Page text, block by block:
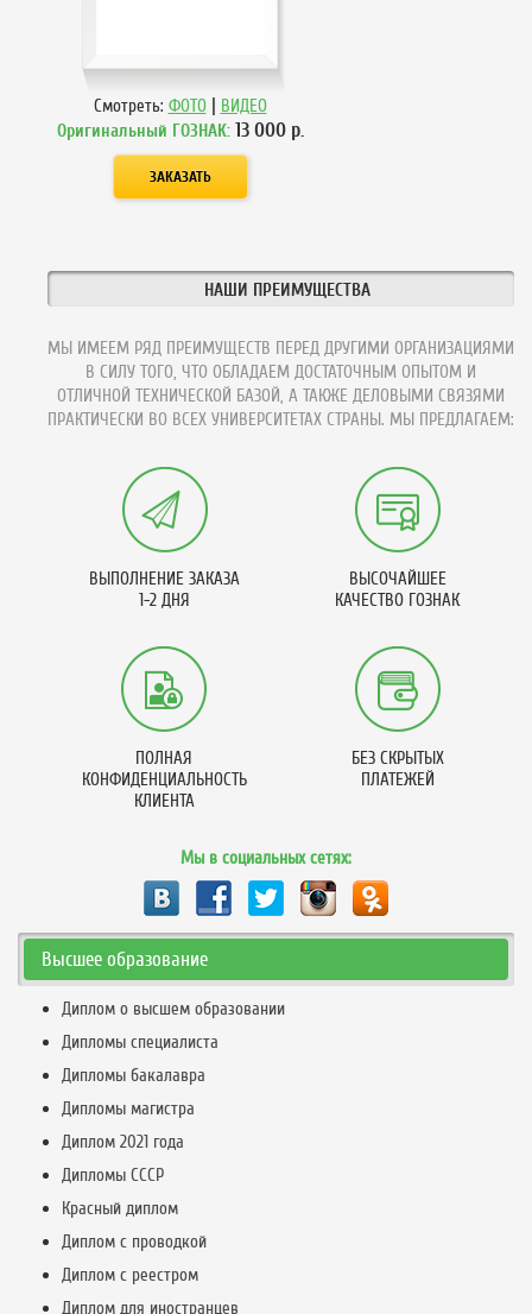
Смотреть: ФОТО | ВИДЕО
Оригинальный ГОЗНАК: 13 000р.
НАШИ ПРЕИМУЩЕСТВА
МЫ ИМЕЕМ РЯД ПРЕИМУЩЕСТВ ПЕРЕД ДРУГИМИ ОРГАНИЗАЦИЯМИ
В СИЛУ ТОГО, ЧТО ОБЛАДАЕМ ДОСТАТОЧНЫМ ОПЫТОМ И
ОТЛИЧНОЙ ТЕХНИЧЕСКОЙ БАЗОЙ, А ТАКЖЕ ДЕЛОВЫМИ СВЯЗЯМИ
ПРАКТИЧЕСКИ ВО ВСЕХ УНИВЕРСИТЕТАХ СТРАНЫ. МЫ ПРЕДЛАГАЕМ:
ВЫПОЛНЕНИЕ ЗАКАЗА
1-2 ДНЯ
ВЫСОЧАЙШЕЕ
КАЧЕСТВО ГОЗНАК
ПОЛНАЯ
КОНФИДЕНЦИАЛЬНОСТЬ
КЛИЕНТА
БЕЗ СКРЫТЫХ
ПЛАТЕЖЕЙ
Мы в социальных сетях:
Высшее образование
Диплом о высшем образовании
Дипломы специалиста
Дипломы бакалавра
Дипломы магистра
Диплом 2021 года
Дипломы СССР
Красный диплом
Диплом с проводкой
Диплом с реестром
Диплом для иностранцев